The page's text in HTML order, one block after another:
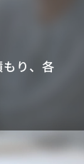
り、各